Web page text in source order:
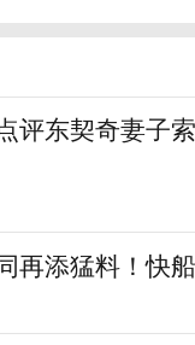
评东契奇妻子
再添猛料！快